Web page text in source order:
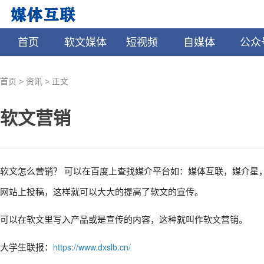
首页 软文媒体 短视频 自媒体 公众
首页 > 资讯 > 正文
软文营销
软文怎么营销？ 可以在百度上查找媒介平台如：媒体互联，媒介
网站上投稿，这样就可以大大的提高了软文的宣传。
可以在软文里写入产品或是宣传的内容，这种就叫作软文营销。
大学生联报： https://www.dxslb.cn/